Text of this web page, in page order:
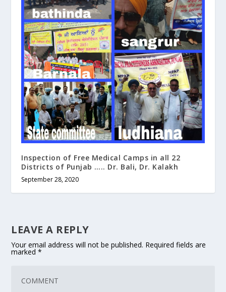
Inspection of Free Medical Camps in all 22
Districts of Punjab ….. Dr. Bali, Dr. Kalakh
September 28, 2020
LEAVE A REPLY
Your email address will not be published. Required fields are
marked*